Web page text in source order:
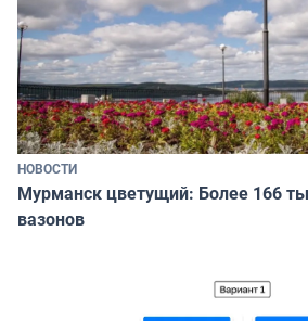
НОВОСТИ
Мурманск цветущий: Более 166
вазонов